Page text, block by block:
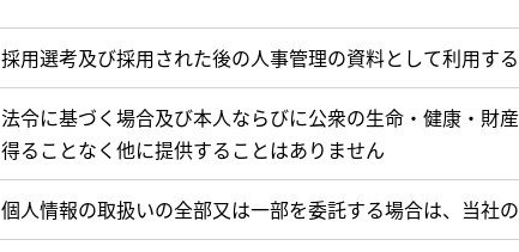
採用選考及び採用された後の人事管理の資料として利用す
法令に基づく場合及び本人ならびに公衆の生命・健康・財
得ることなく他に提供することはありません
個人情報の取扱いの全部又は一部を委託する場合は、当社